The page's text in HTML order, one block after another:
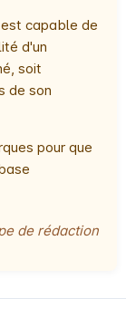
capable de
d'un
soit
de son
pour que
de rédaction